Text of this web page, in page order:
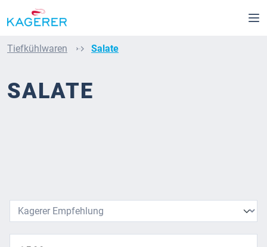
Zum Hauptinhalt springen
Tiefkühlwaren Salate
SALATE